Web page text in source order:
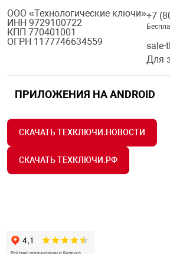
ООО «Технологические ключи»
ИНН 9729100722
КПП 770401001
ОГРН 1177746634559
+7
sale-
Для
ПРИЛОЖЕНИЯ НА ANDROID
СКАЧАТЬ ТЕХКЛЮЧИ.НОВОСТИ
СКАЧАТЬ ТЕХКЛЮЧИ.РФ